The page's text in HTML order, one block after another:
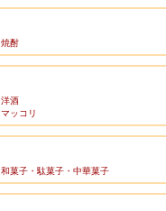
焼酎
洋酒
マッコリ
和菓子・駄菓子・中華菓子